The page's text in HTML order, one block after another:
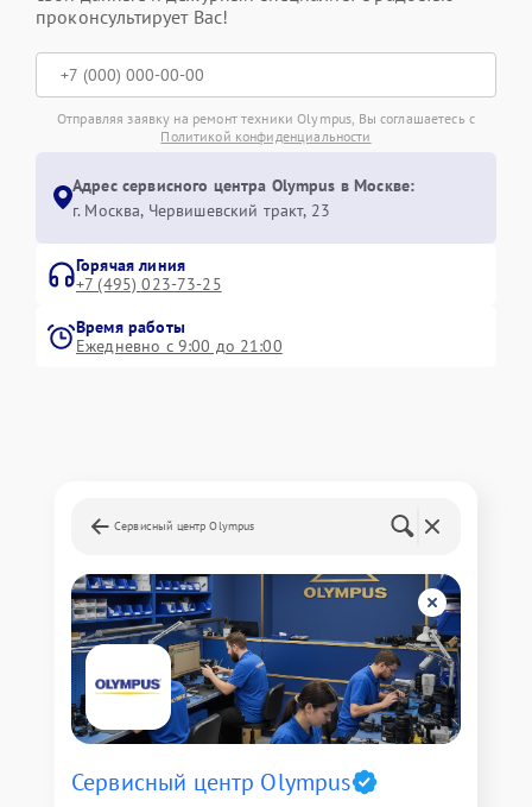
проконсультирует Вас!
Отправляя заявку на ремонт техники Olympus, Вы соглашаетесь с
Политикой конфиденциальности
Адрес сервисного центра Olympus в Москве:
г. Москва, ​Червишевский тракт, 23
Горячая линия
+7 (495) 023-73-25
Время работы
Ежедневно с 9:00 до 21:00
Сервисный центр Olympus
Сервисный центр Olympus